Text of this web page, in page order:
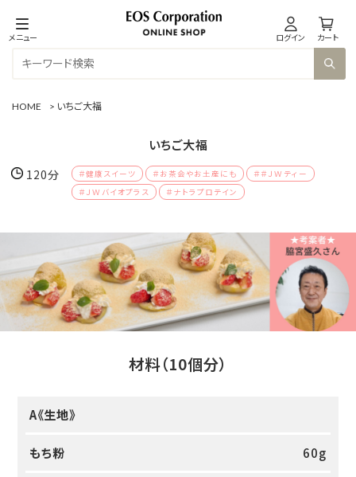
メニュー ログイン カート
HOME > いちご大福
いちご大福
120分 ＃健康スイーツ ＃お茶会やお土産にも
＃＃ＪＷティー
＃ＪＷバイオプラス
＃ナトラプロテイン
材料（10個分）
A《生地》
もち粉 60g